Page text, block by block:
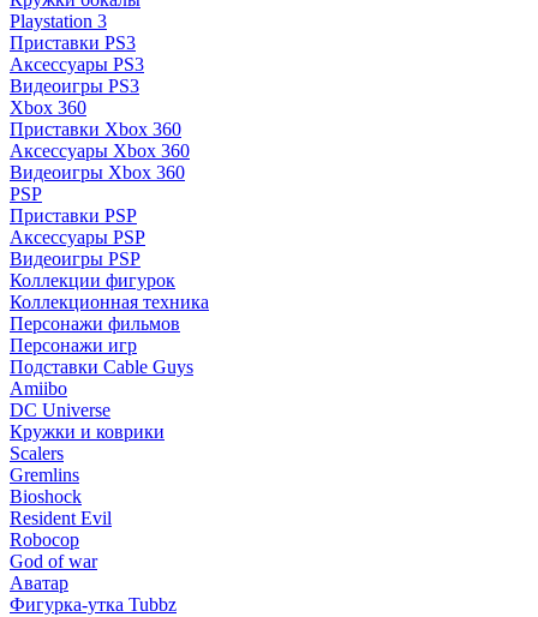
Playstation 3
Приставки PS3
Аксессуары PS3
Видеоигры PS3
Xbox 360
Приставки Xbox 360
Аксессуары Xbox 360
Видеоигры Xbox 360
PSP
Приставки PSP
Аксессуары PSP
Видеоигры PSP
Коллекции фигурок
Коллекционная техника
Персонажи фильмов
Персонажи игр
Подставки Cable Guys
Amiibo
DC Universe
Кружки и коврики
Scalers
Gremlins
Bioshock
Resident Evil
Robocop
God of war
Аватар
Фигурка-утка Tubbz